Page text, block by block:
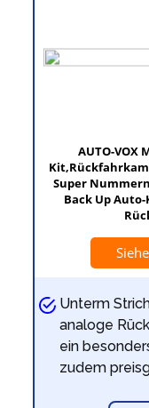
AUTO-VOX
Super
Back Up Auto-
Unterm
analoge
ein
zudem